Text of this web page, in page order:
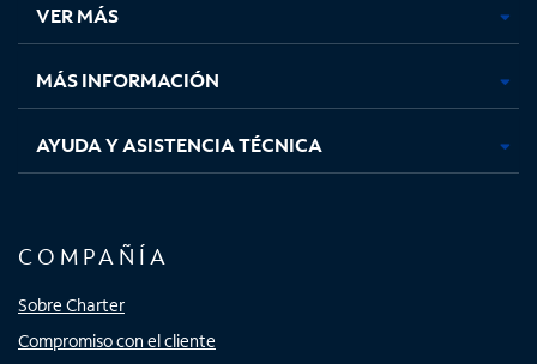
pestaña
nueva
pestaña
nueva
pestaña
nuevanueva
VER MÁS
MÁS INFORMACIÓN
AYUDA Y ASISTENCIA TÉCNICA
COMPAÑÍA
Sobre Charter
Compromiso con el cliente